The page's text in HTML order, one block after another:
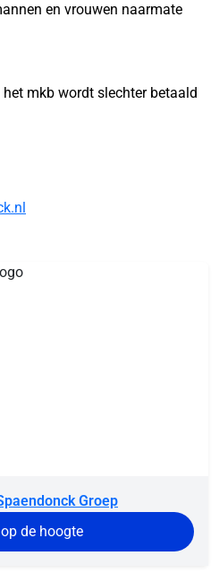
en vrouwen naarmate
mkb wordt slechter betaald
Groep
de hoogte